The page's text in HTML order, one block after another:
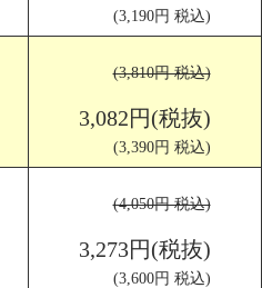
(3,190円 税込)
(3,810円 税込)
3,082円(税抜)
(3,390円 税込)
(4,050円 税込)
3,273円(税抜)
(3,600円 税込)